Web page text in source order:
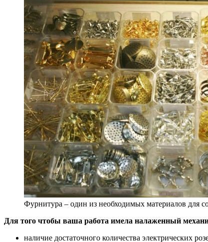
Фурнитура – один из необходимых материалов для
Для того чтобы ваша работа имела налаженный
наличие достаточного количества электрических